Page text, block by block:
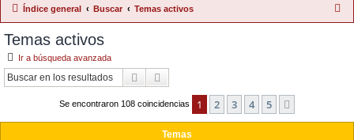
Índice general Buscar Temas activos
Temas activos
Ir a búsqueda avanzada
Buscar
Se encontraron 108 coincidencias 1 2 3 4 5
Temas